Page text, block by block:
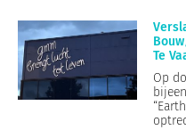
Te
Op